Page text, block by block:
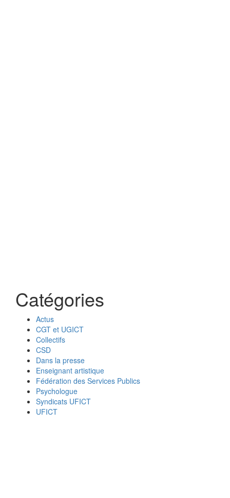
Catégories
Actus
CGT et UGICT
Collectifs
CSD
Dans la presse
Enseignant artistique
Fédération des Services Publics
Psychologue
Syndicats UFICT
UFICT